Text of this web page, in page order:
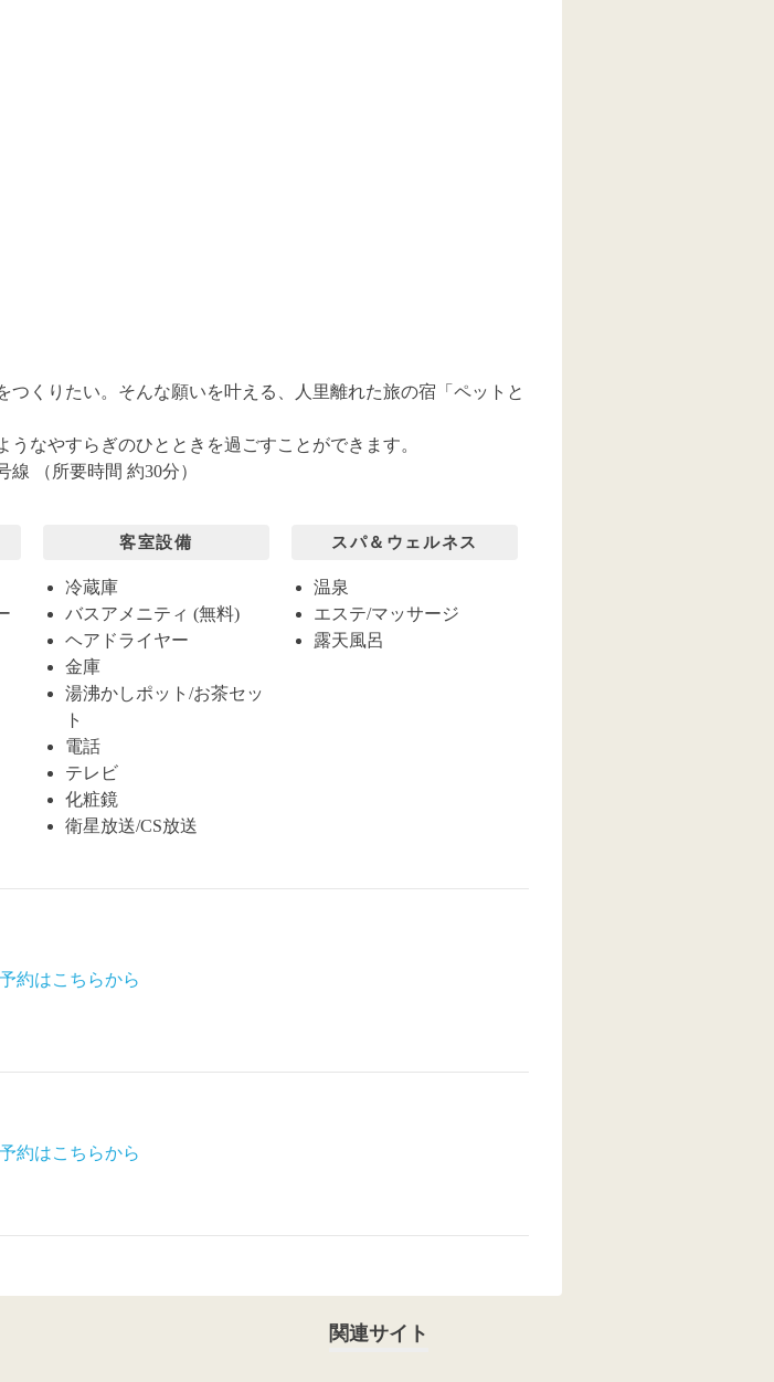
くりたい。そんな願いを叶える、人里離れた旅の宿「ペットと
なやすらぎのひとときを過ごすことができます。
（所要時間 約30分）
客室設備
冷蔵庫
バスアメニティ (無料)
ヘアドライヤー
金庫
湯沸かしポット/お茶セッ
ト
電話
テレビ
化粧鏡
衛星放送/CS放送
スパ＆ウェルネス
温泉
エステ/マッサージ
露天風呂
約はこちらから
約はこちらから
関連サイト